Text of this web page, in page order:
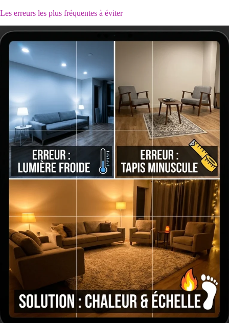
Les erreurs les plus fréquentes à éviter